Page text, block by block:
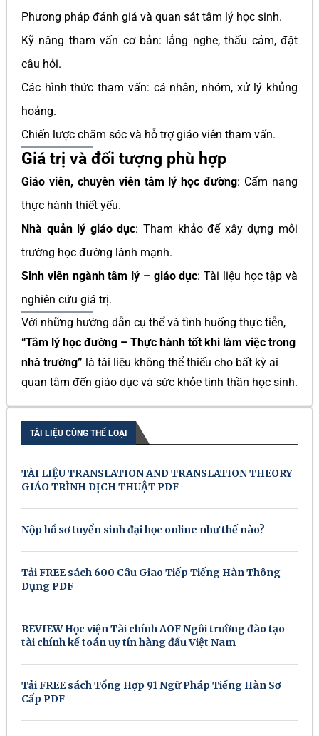
Phương pháp đánh giá và quan sát tâm lý học sinh.
Kỹ năng tham vấn cơ bản: lắng nghe, thấu cảm, đặt
câu hỏi.
Các hình thức tham vấn: cá nhân, nhóm, xử lý khủng
hoảng.
Chiến lược chăm sóc và hỗ trợ giáo viên tham vấn.
Giá trị và đối tượng phù hợp
Giáo viên, chuyên viên tâm lý học đường: Cẩm nang
thực hành thiết yếu.
Nhà quản lý giáo dục: Tham khảo để xây dựng môi
trường học đường lành mạnh.
Sinh viên ngành tâm lý – giáo dục: Tài liệu học tập và
nghiên cứu giá trị.
Với những hướng dẫn cụ thể và tình huống thực tiễn,
“Tâm lý học đường – Thực hành tốt khi làm việc trong
nhà trường” là tài liệu không thể thiếu cho bất kỳ ai
quan tâm đến giáo dục và sức khỏe tinh thần học sinh.
TÀI LIỆU CÙNG THỂ LOẠI
TÀI LIỆU TRANSLATION AND TRANSLATION THEORY
GIÁO TRÌNH DỊCH THUẬT PDF
Nộp hồ sơ tuyển sinh đại học online như thế nào?
Tải FREE sách 600 Câu Giao Tiếp Tiếng Hàn Thông
Dụng PDF
REVIEW Học viện Tài chính AOF Ngôi trường đào tạo
tài chính kế toán uy tín hàng đầu Việt Nam
Tải FREE sách Tổng Hợp 91 Ngữ Pháp Tiếng Hàn Sơ
Cấp PDF